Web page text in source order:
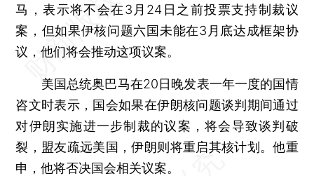
马，表示将不会在3月24日之前投票支持制裁议
案，但如果伊核问题六国未能在3月底达成框架协
议，他们将会推动这项议案。
美国总统奥巴马在20日晚发表一年一度的国情
咨文时表示，国会如果在伊朗核问题谈判期间通过
对伊朗实施进一步制裁的议案，将会导致谈判破
裂，盟友疏远美国，伊朗则将重启其核计划。他重
申，他将否决国会相关议案。